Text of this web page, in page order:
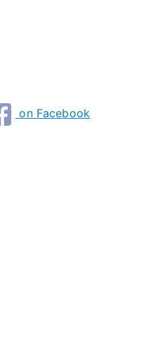
on Facebook